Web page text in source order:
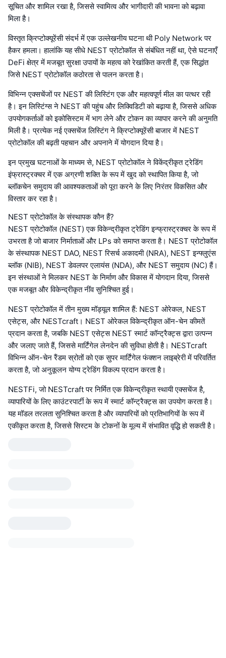
सूचित और शामिल रखा है, जिससे स्वामित्व और भागीदारी की भावना को बढ़ावा
मिला है।
विस्तृत क्रिप्टोक्यूरेंसी संदर्भ में एक उल्लेखनीय घटना थी Poly Network पर
हैकर हमला। हालांकि यह सीधे NEST प्रोटोकॉल से संबंधित नहीं था, ऐसे घटनाएँ
DeFi क्षेत्र में मजबूत सुरक्षा उपायों के महत्व को रेखांकित करती हैं, एक सिद्धांत
जिसे NEST प्रोटोकॉल कठोरता से पालन करता है।
विभिन्न एक्सचेंजों पर NEST की लिस्टिंग एक और महत्वपूर्ण मील का पत्थर रही
है। इन लिस्टिंग्स ने NEST की पहुंच और लिक्विडिटी को बढ़ाया है, जिससे अधिक
उपयोगकर्ताओं को इकोसिस्टम में भाग लेने और टोकन का व्यापार करने की अनुमति
मिली है। प्रत्येक नई एक्सचेंज लिस्टिंग ने क्रिप्टोक्यूरेंसी बाजार में NEST
प्रोटोकॉल की बढ़ती पहचान और अपनाने में योगदान दिया है।
इन प्रमुख घटनाओं के माध्यम से, NEST प्रोटोकॉल ने विकेंद्रीकृत ट्रेडिंग
इंफ्रास्ट्रक्चर में एक अग्रणी शक्ति के रूप में खुद को स्थापित किया है, जो
ब्लॉकचेन समुदाय की आवश्यकताओं को पूरा करने के लिए निरंतर विकसित और
विस्तार कर रहा है।
NEST प्रोटोकॉल के संस्थापक कौन हैं?
NEST प्रोटोकॉल (NEST) एक विकेन्द्रीकृत ट्रेडिंग इन्फ्रास्ट्रक्चर के रूप में
उभरता है जो बाजार निर्माताओं और LPs को समाप्त करता है। NEST प्रोटोकॉल
के संस्थापक NEST DAO, NEST रिसर्च अकादमी (NRA), NEST इन्फ्लुएंस
ब्लॉक (NIB), NEST डेवलपर एलायंस (NDA), और NEST समुदाय (NC) हैं।
इन संस्थाओं ने मिलकर NEST के निर्माण और विकास में योगदान दिया, जिससे
एक मजबूत और विकेन्द्रीकृत नींव सुनिश्चित हुई।
NEST प्रोटोकॉल में तीन मुख्य मॉड्यूल शामिल हैं: NEST ओरेकल, NEST
एसेट्स, और NESTcraft। NEST ओरेकल विकेन्द्रीकृत ऑन-चेन कीमतें
प्रदान करता है, जबकि NEST एसेट्स NEST स्मार्ट कॉन्ट्रैक्ट्स द्वारा उत्पन्न
और जलाए जाते हैं, जिससे मार्टिंगेल लेनदेन की सुविधा होती है। NESTcraft
विभिन्न ऑन-चेन रैंडम स्रोतों को एक सुपर मार्टिंगेल फंक्शन लाइब्रेरी में परिवर्तित
करता है, जो अनुकूलन योग्य ट्रेडिंग विकल्प प्रदान करता है।
NESTFi, जो NESTcraft पर निर्मित एक विकेन्द्रीकृत स्थायी एक्सचेंज है,
व्यापारियों के लिए काउंटरपार्टी के रूप में स्मार्ट कॉन्ट्रैक्ट्स का उपयोग करता है।
यह मॉडल तरलता सुनिश्चित करता है और व्यापारियों को प्रतिभागियों के रूप में
एकीकृत करता है, जिससे सिस्टम के टोकनों के मूल्य में संभावित वृद्धि हो सकती है।